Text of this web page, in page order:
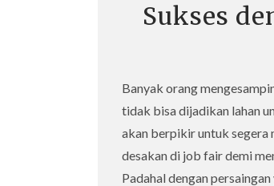
Sukses
Banyak orang
tidak bisa dijadikan lahan
akan berpikir untuk segera
desakan di job fair demi
Padahal dengan